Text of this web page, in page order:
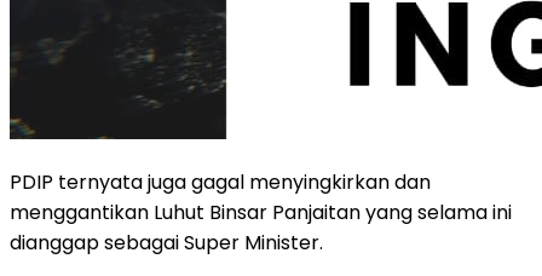
PDIP ternyata juga gagal menyingkirkan dan
menggantikan Luhut Binsar Panjaitan yang selama ini
dianggap sebagai Super Minister.